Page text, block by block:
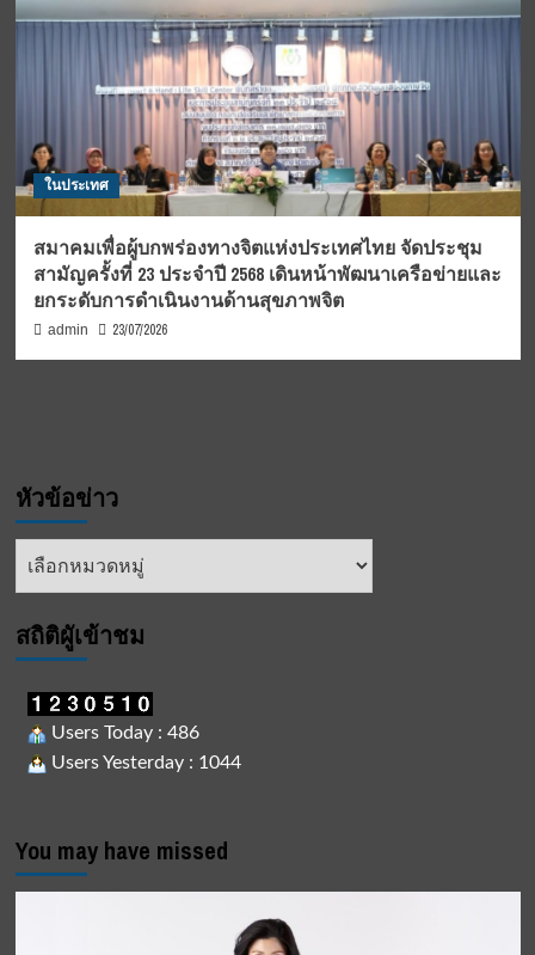
ในประเทศ
สมาคมเพื่อผู้บกพร่องทางจิตแห่งประเทศไทย จัดประชุม
สามัญครั้งที่ 23 ประจำปี 2568 เดินหน้าพัฒนาเครือข่ายและ
ยกระดับการดำเนินงานด้านสุขภาพจิต
admin 23/07/2026
หัวข้อข่าว
หัวข้อ
สถิติผูัเข้าชม
Users Today : 486
Users Yesterday : 1044
You may have missed